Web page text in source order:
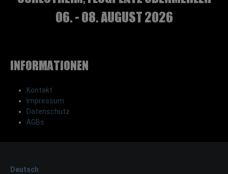
06. - 08. August 2026
Informationen
Kontakt
Impressum
Datenschutz
AGBs
Deutsch